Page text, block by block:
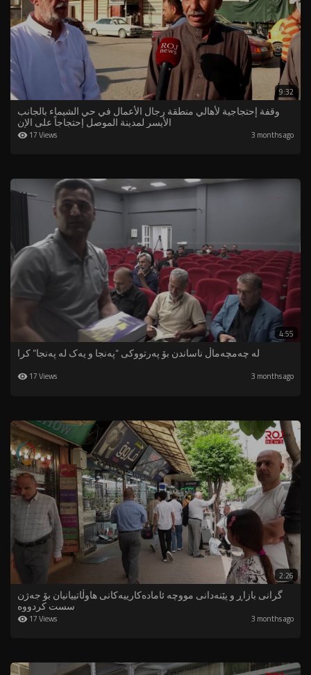
9:32
وقفة إحتجاجية لأهالي منطقة رجال الأعمال في حي الشيماء بالجانب
الأيسر لمدينة الموصل إحتجاجاً على الإن
17 Views 3 months ago
4:55
لە چەمچەماڵ ناساندن بۆ پەرتووکی “پەنجا و یەک لە پەنجا” کرا
17 Views 3 months ago
2:26
گرانی بازاڕ و پێنەدانی مووچە ئامادەکارییەکانی هاوڵاتییانیان بۆ جەژن
سست کردووە
17 Views 3 months ago